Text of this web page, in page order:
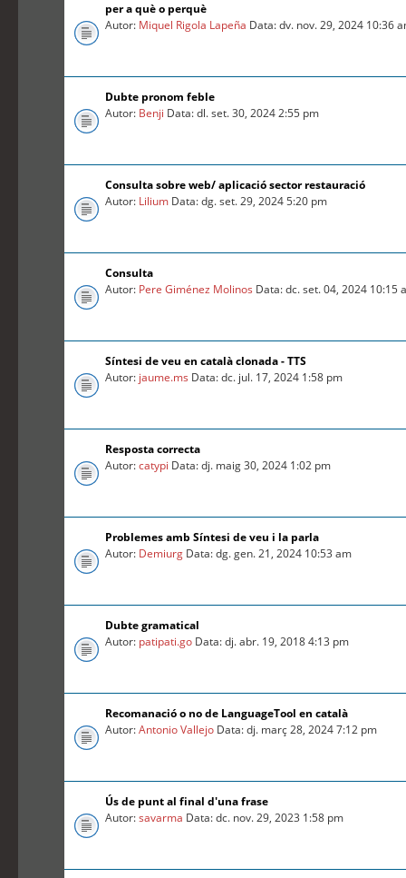
per a què o perquè
Autor: Miquel Rigola Lapeña Data: dv. nov. 29, 2024 10:36
Dubte pronom feble
Autor: Benji Data: dl. set. 30, 2024 2:55 pm
Consulta sobre web/ aplicació sector restauració
Autor: Lilium Data: dg. set. 29, 2024 5:20 pm
Consulta
Autor: Pere Giménez Molinos Data: dc. set. 04, 2024 10:15
Síntesi de veu en català clonada - TTS
Autor: jaume.ms Data: dc. jul. 17, 2024 1:58 pm
Resposta correcta
Autor:catypi Data: dj. maig 30, 2024 1:02 pm
Problemes amb Síntesi de veu i la parla
Autor: Demiurg Data: dg. gen. 21, 2024 10:53 am
Dubte gramatical
Autor: patipati.go Data: dj. abr. 19, 2018 4:13 pm
Recomanació o no de LanguageTool en català
Autor:Antonio Vallejo Data: dj. març 28, 2024 7:12 pm
Ús de punt al final d'una frase
Autor:savarma Data: dc. nov. 29, 2023 1:58 pm